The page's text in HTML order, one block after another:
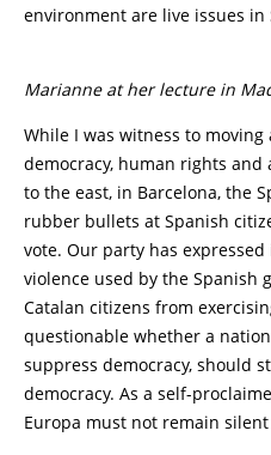
environment are live issues in
Marianne at her lecture in
While I was witness to
democracy, human rights
to the east, in Barcelona, the
rubber bullets at Spanish
vote. Our party has
violence used by the Spanish
Catalan citizens from
questionable whether a
suppress democracy, should
democracy. As a self-
Europa must not remain